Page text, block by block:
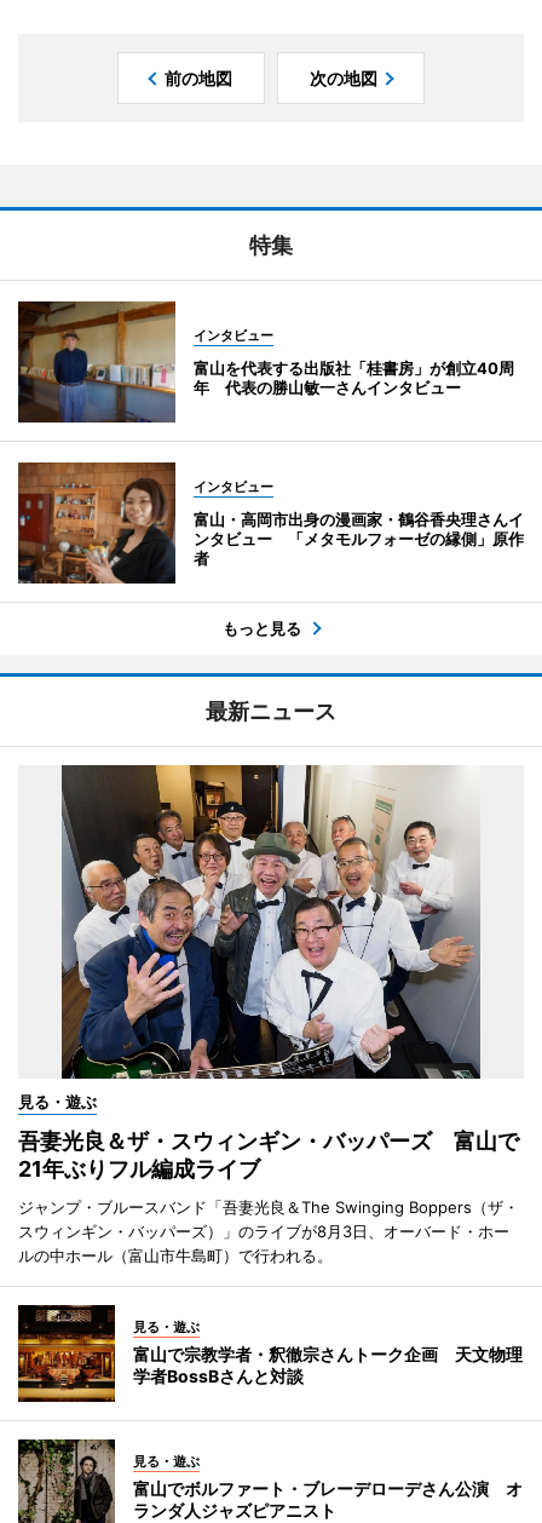
前の地図 次の地図
特集
インタビュー
富山を代表する出版社「桂書房」が創立40周
年 代表の勝山敏一さんインタビュー
インタビュー
富山・高岡市出身の漫画家・鶴谷香央理さんイ
ンタビュー 「メタモルフォーゼの縁側」原作
者
もっと見る
最新ニュース
見る・遊ぶ
吾妻光良＆ザ・スウィンギン・バッパーズ 富山で
21年ぶりフル編成ライブ
ジャンプ・ブルースバンド「吾妻光良＆The Swinging Boppers（ザ・
スウィンギン・バッパーズ）」のライブが8月3日、オーバード・ホー
ルの中ホール（富山市牛島町）で行われる。
見る・遊ぶ
富山で宗教学者・釈徹宗さんトーク企画 天文物理
学者BossBさんと対談
見る・遊ぶ
富山でボルファート・ブレーデローデさん公演 オ
ランダ人ジャズピアニスト